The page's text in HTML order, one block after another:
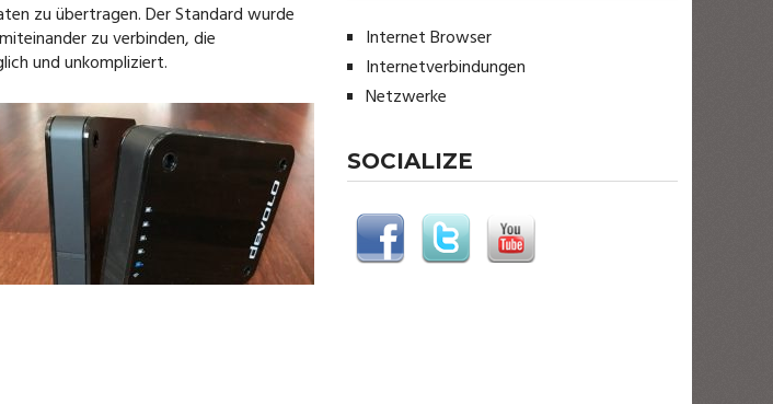
zu übertragen. Der Standard wurde
zu verbinden, die
und unkompliziert.
Internet Browser
Internetverbindungen
Netzwerke
SOCIALIZE